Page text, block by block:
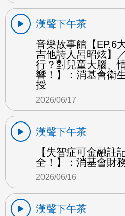
漢聲下午茶
音樂故事館【EP.6
吉他詩人呂昭炫】
行？對兒童大腦、
響！】：消基會衛
授
2026/06/17
漢聲下午茶
【失智症可金融註
全！】：消基會財
2026/06/16
漢聲下午茶